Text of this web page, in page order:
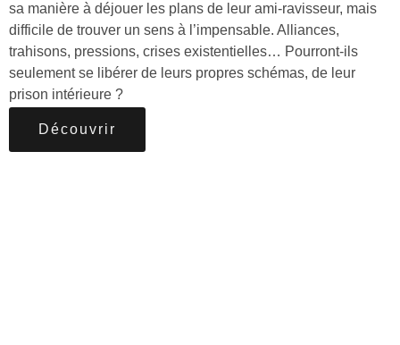
sa manière à déjouer les plans de leur ami-ravisseur, mais
difficile de trouver un sens à l’impensable. Alliances,
trahisons, pressions, crises existentielles… Pourront-ils
seulement se libérer de leurs propres schémas, de leur
prison intérieure ?
Découvrir